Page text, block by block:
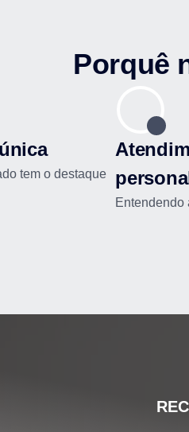
Porquê
tem o destaque
Entendendo